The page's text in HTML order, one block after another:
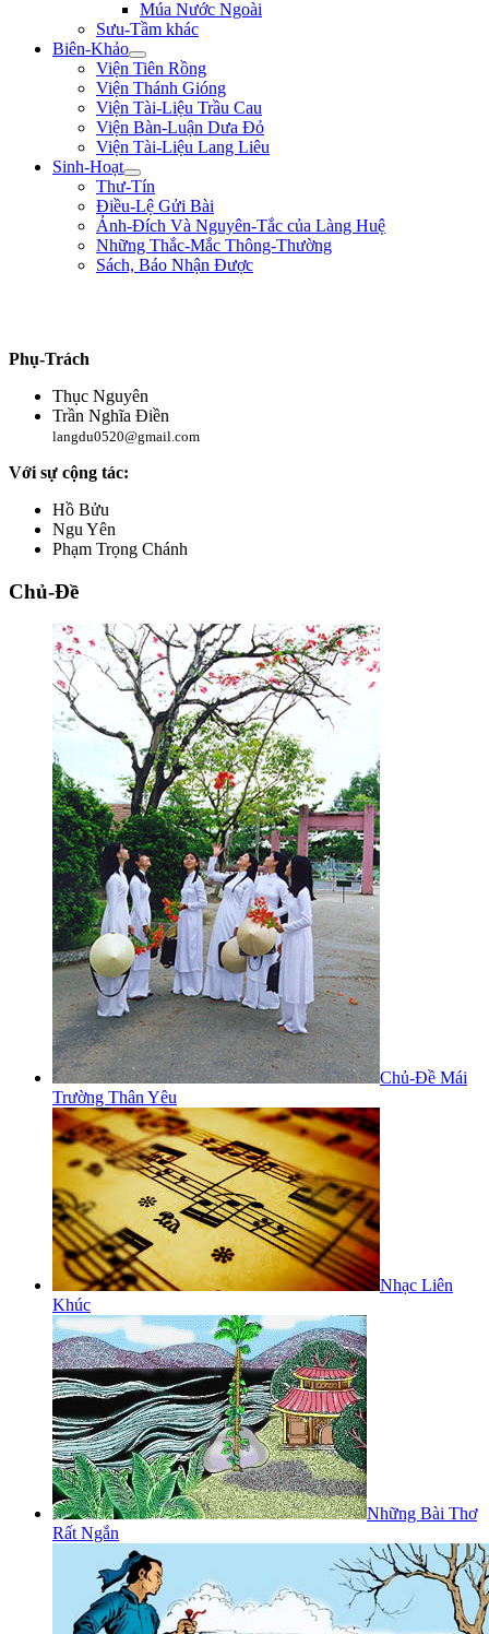
Múa Nước Ngoài
Sưu-Tầm khác
Biên-Khảo
Viện Tiên Rồng
Viện Thánh Gióng
Viện Tài-Liệu Trầu Cau
Viện Bàn-Luận Dưa Đỏ
Viện Tài-Liệu Lang Liêu
Sinh-Hoạt
Thư-Tín
Điều-Lệ Gửi Bài
Ảnh-Đích Và Nguyên-Tắc của Làng Huệ
Những Thắc-Mắc Thông-Thường
Sách, Báo Nhận Được
Phụ-Trách
Thục Nguyên
Trần Nghĩa Điền
langdu0520@gmail.com
Với sự cộng tác:
Hồ Bửu
Ngu Yên
Phạm Trọng Chánh
Chủ-Đề
Chủ-Đề Mái
Trường Thân Yêu
Nhạc Liên
Khúc
Những Bài Thơ
Rất Ngắn